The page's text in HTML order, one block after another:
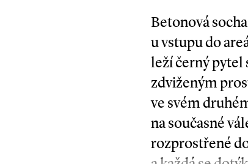
Betonová
u vstupu do
leží černý pytel
zdviženým
ve svém
na současné
rozprostřené